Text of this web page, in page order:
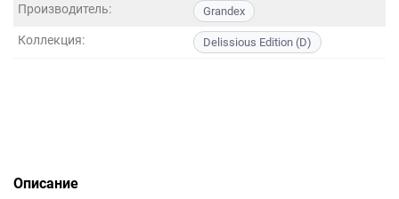
Производитель: Grandex
Коллекция: Delissious Edition (D)
Описание
данных.